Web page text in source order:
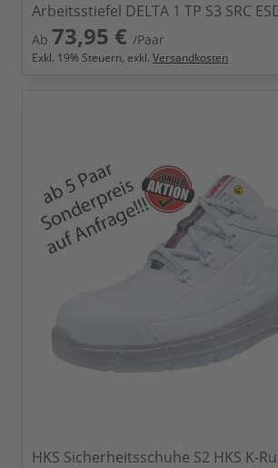
Arbeitsstiefel DELTA 1 TP S3 SRC
Ab 73,95 € /Paar
Exkl. 19% Steuern, exkl. Versandkosten
HKS Sicherheitsschuhe S2 HKS K-